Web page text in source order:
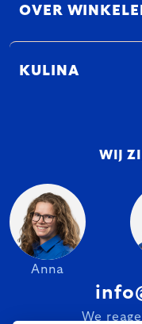
OVER
KULINA
WIJ
Anna
We